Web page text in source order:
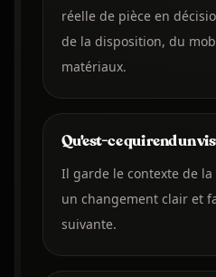
réelle de pièce en
de la disposition, du
matériaux.
Qu'est-ce qui rend un
Il garde le contexte de
un changement clair et
suivante.